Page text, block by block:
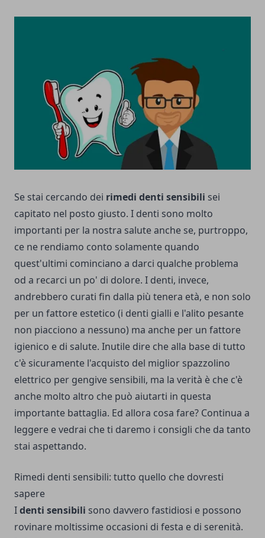
Se stai cercando dei rimedi denti sensibili sei
capitato nel posto giusto. I denti sono molto
importanti per la nostra salute anche se, purtroppo,
ce ne rendiamo conto solamente quando
quest'ultimi cominciano a darci qualche problema
od a recarci un po' di dolore. I denti, invece,
andrebbero curati fin dalla più tenera età, e non solo
per un fattore estetico (i denti gialli e l'alito pesante
non piacciono a nessuno) ma anche per un fattore
igienico e di salute. Inutile dire che alla base di tutto
c'è sicuramente l'acquisto del miglior spazzolino
elettrico per gengive sensibili, ma la verità è che c'è
anche molto altro che può aiutarti in questa
importante battaglia. Ed allora cosa fare? Continua a
leggere e vedrai che ti daremo i consigli che da tanto
stai aspettando.
Rimedi denti sensibili: tutto quello che dovresti
sapere
Identi sensibili sono davvero fastidiosi e possono
rovinare moltissime occasioni di festa e di serenità.